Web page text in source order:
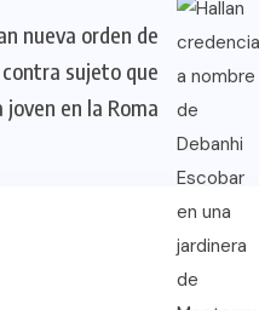
nueva orden de
sujeto que
joven en la Roma